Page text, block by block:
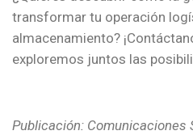
transformar tu operación
almacenamiento?
exploremos juntos las
Publicación: Comunicaciones